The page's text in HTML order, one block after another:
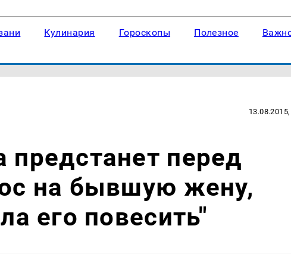
Кулинария Гороскопы Полезное
перед
на бывшую жену,
его повесить"